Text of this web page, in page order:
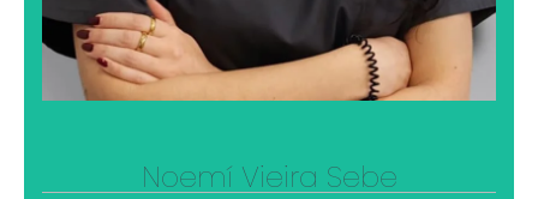
Noemí Vieira Sebe
Ver su perfil profesional